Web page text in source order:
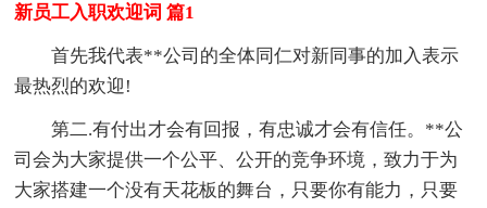
新员工入职欢迎词 篇1
首先我代表**公司的全体同仁对新同事的加入表示
最热烈的欢迎!
第二.有付出才会有回报，有忠诚才会有信任。**公
司会为大家提供一个公平、公开的竞争环境，致力于为
大家搭建一个没有天花板的舞台，只要你有能力，只要